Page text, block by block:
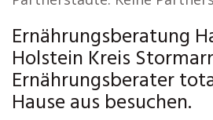
Ernährungsberatung
Holstein Kreis
Ernährungsberater
Hause aus besuchen.